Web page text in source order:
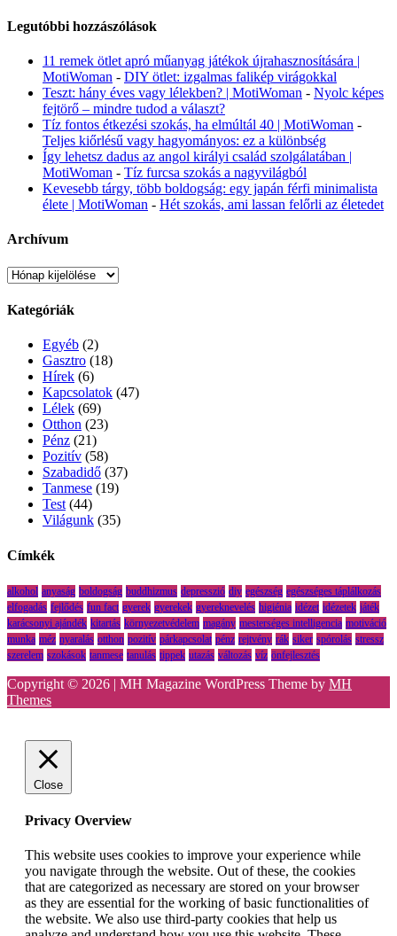
Legutóbbi hozzászólások
11 remek ötlet apró műanyag játékok újrahasznosítására |
MotiWoman - DIY ötlet: izgalmas falikép virágokkal
Teszt: hány éves vagy lélekben? | MotiWoman - Nyolc képes
fejtörő – mindre tudod a választ?
Tíz fontos étkezési szokás, ha elmúltál 40 | MotiWoman -
Teljes kiőrlésű vagy hagyományos: ez a különbség
Így lehetsz dadus az angol királyi család szolgálatában |
MotiWoman - Tíz furcsa szokás a nagyvilágból
Kevesebb tárgy, több boldogság: egy japán férfi minimalista
élete | MotiWoman - Hét szokás, ami lassan felőrli az életedet
Archívum
Archívum
Kategóriák
Egyéb (2)
Gasztro (18)
Hírek (6)
Kapcsolatok (47)
Lélek (69)
Otthon (23)
Pénz (21)
Pozitív (58)
Szabadidő (37)
Tanmese (19)
Test (44)
Világunk (35)
Címkék
alkohol anyaság boldogság buddhizmus depresszió diy egészség egészséges táplálkozás
elfogadás fejlődés fun fact gyerek gyerekek gyereknevelés higiénia idézet idézetek játék
karácsonyi ajándék kitartás környezetvédelem magány mesterséges intelligencia motiváció
munka méz nyaralás otthon pozitív párkapcsolat pénz rejtvény rák siker spórolás stressz
szerelem szokások tanmese tanulás tippek utazás változás víz önfejlesztés
Copyright © 2026 | MH Magazine WordPress Theme by MH
Themes
Close
Privacy Overview
This website uses cookies to improve your experience while
you navigate through the website. Out of these, the cookies
that are categorized as necessary are stored on your browser
as they are essential for the working of basic functionalities of
the website. We also use third-party cookies that help us